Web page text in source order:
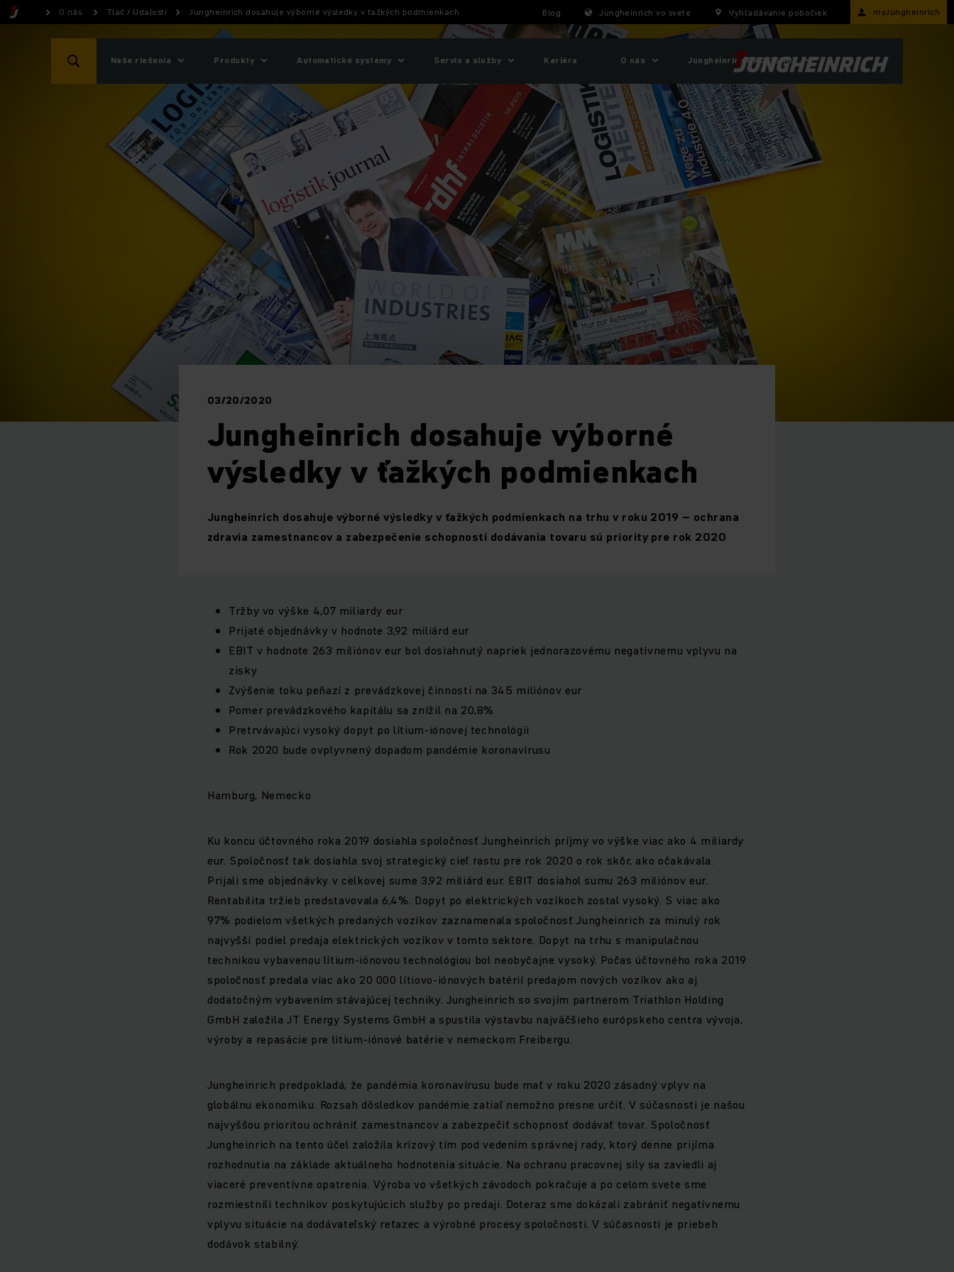
O nás Tlač / Udalosti Jungheinrich dosahuje výborné výsledky v ťažkých podmienkach Blog Jungheinrich vo svete Vyhľadávanie pobočiek myJungheinrich
Naše riešenia Produkty Automatické systémy Servis a služby Kariéra O nás Jungheinrich PROFISHOP
03/20/2020
Jungheinrich dosahuje výborné
výsledky v ťažkých podmienkach
Jungheinrich dosahuje výborné výsledky v ťažkých podmienkach na trhu v roku 2019 – ochrana
zdravia zamestnancov a zabezpečenie schopnosti dodávania tovaru sú priority pre rok 2020
Tržby vo výške 4,07 miliardy eur
Prijaté objednávky v hodnote 3,92 miliárd eur
EBIT v hodnote 263 miliónov eur bol dosiahnutý napriek jednorazovému negatívnemu vplyvu na
zisky
Zvýšenie toku peňazí z prevádzkovej činnosti na 345 miliónov eur
Pomer prevádzkového kapitálu sa znížil na 20,8%
Pretrvávajúci vysoký dopyt po lítium-iónovej technológii
Rok 2020 bude ovplyvnený dopadom pandémie koronavírusu
Hamburg, Nemecko
Ku koncu účtovného roka 2019 dosiahla spoločnosť Jungheinrich príjmy vo výške viac ako 4 miliardy
eur. Spoločnosť tak dosiahla svoj strategický cieľ rastu pre rok 2020 o rok skôr, ako očakávala.
Prijali sme objednávky v celkovej sume 3,92 miliárd eur. EBIT dosiahol sumu 263 miliónov eur.
Rentabilita tržieb predstavovala 6,4%. Dopyt po elektrických vozíkoch zostal vysoký. S viac ako
97% podielom všetkých predaných vozíkov zaznamenala spoločnosť Jungheinrich za minulý rok
najvyšší podiel predaja elektrických vozíkov v tomto sektore. Dopyt na trhu s manipulačnou
technikou vybavenou lítium-iónovou technológiou bol neobyčajne vysoký. Počas účtovného roka 2019
spoločnosť predala viac ako 20 000 lítiovo-iónových batérií predajom nových vozíkov ako aj
dodatočným vybavením stávajúcej techniky. Jungheinrich so svojím partnerom Triathlon Holding
GmbH založila JT Energy Systems GmbH a spustila výstavbu najväčšieho európskeho centra vývoja,
výroby a repasácie pre lítium-iónové batérie v nemeckom Freibergu.
Jungheinrich predpokladá, že pandémia koronavírusu bude mať v roku 2020 zásadný vplyv na
globálnu ekonomiku. Rozsah dôsledkov pandémie zatiaľ nemožno presne určiť. V súčasnosti je našou
najvyššou prioritou ochrániť zamestnancov a zabezpečiť schopnosť dodávať tovar. Spoločnosť
Jungheinrich na tento účel založila krízový tím pod vedením správnej rady, ktorý denne prijíma
rozhodnutia na základe aktuálneho hodnotenia situácie. Na ochranu pracovnej sily sa zaviedli aj
viaceré preventívne opatrenia. Výroba vo všetkých závodoch pokračuje a po celom svete sme
rozmiestnili technikov poskytujúcich služby po predaji. Doteraz sme dokázali zabrániť negatívnemu
vplyvu situácie na dodávateľský reťazec a výrobné procesy spoločnosti. V súčasnosti je priebeh
dodávok stabilný.